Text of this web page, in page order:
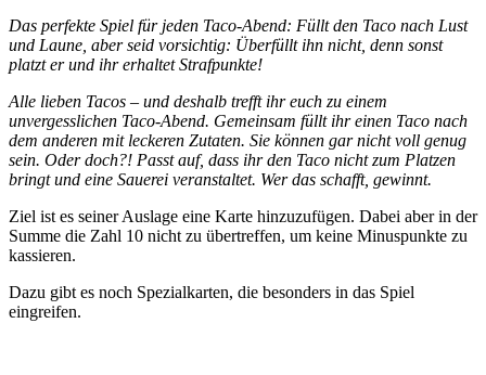
Das perfekte Spiel für jeden Taco-Abend: Füllt den Taco nach Lust
und Laune, aber seid vorsichtig: Überfüllt ihn nicht, denn sonst
platzt er und ihr erhaltet Strafpunkte!
Alle lieben Tacos – und deshalb trefft ihr euch zu einem
unvergesslichen Taco-Abend. Gemeinsam füllt ihr einen Taco nach
dem anderen mit leckeren Zutaten. Sie können gar nicht voll genug
sein. Oder doch?! Passt auf, dass ihr den Taco nicht zum Platzen
bringt und eine Sauerei veranstaltet. Wer das schafft, gewinnt.
Ziel ist es seiner Auslage eine Karte hinzuzufügen. Dabei aber in der
Summe die Zahl 10 nicht zu übertreffen, um keine Minuspunkte zu
kassieren.
Dazu gibt es noch Spezialkarten, die besonders in das Spiel
eingreifen.